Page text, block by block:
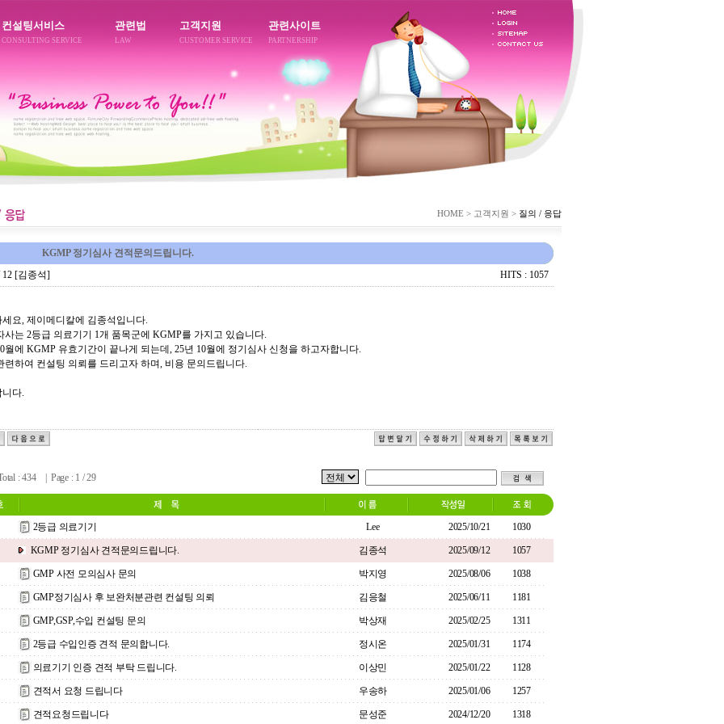
컨설팅서비스
CONSULTING SERVICE
관련법
LAW
고객지원
CUSTOMER SERVICE
관련사이트
PARTNERSHIP
HOME > 고객지원 > 질의 / 응답
KGMP 정기심사 견적문의드립니다.
12 [김종석]
HITS : 1057
요, 제이메디칼에 김종석입니다.
사는 2등급 의료기기 1개 품목군에 KGMP를 가지고 있습니다.
월에 KGMP 유효기간이 끝나게 되는데, 25년 10월에 정기심사 신청을 하고자합니다.
련하여 컨설팅 의뢰를 드리고자 하며, 비용 문의드립니다.
다.
: 434 | Page : 1 / 29
2등급 의료기기 Lee 2025/10/21 1030
KGMP 정기심사 견적문의드립니다. 김종석 2025/09/12 1057
GMP 사전 모의심사 문의 박지영 2025/08/06 1038
GMP정기심사 후 보완처분관련 컨설팅 의뢰 김응철 2025/06/11 1181
GMP,GSP,수입 컨설팅 문의 박상재 2025/02/25 1311
2등급 수입인증 견적 문의합니다. 정시온 2025/01/31 1174
의료기기 인증 견적 부탁 드립니다. 이상민 2025/01/22 1128
견적서 요청 드립니다 우송하 2025/01/06 1257
견적요청드립니다 문성준 2024/12/20 1318